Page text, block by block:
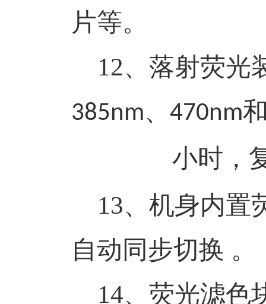
片等。
12、落射荧光
385nm、 470nm
小时，
13、机身内置
自动同步切换 。
14、 荧光滤色